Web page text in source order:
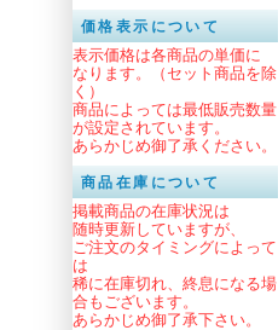
価格表示について
表示価格は各商品の単価に
なります。（セット商品を除
く）
商品によっては最低販売数量
が設定されています。
あらかじめ御了承ください。
商品在庫について
掲載商品の在庫状況は
随時更新していますが、
ご注文のタイミングによって
は
稀に在庫切れ、終息になる場
合もございます。
あらかじめ御了承下さい。